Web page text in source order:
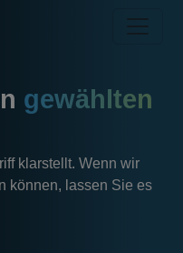
gewählten
klarstellt. Wenn wir
können, lassen Sie es